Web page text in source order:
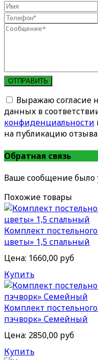
ОТПРАВИТЬ
Выражаю согласие
данных в
конфиденциальности
на публикацию отзыва
Обратная связь
Ваше сообщение было
Похожие товары
Комплект
цветы» 1,5 спальный
Цена: 1660,00 руб
Купить
Комплект
пэчворк» Семейный
Цена: 2850,00 руб
Купить